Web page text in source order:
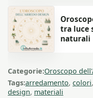
tra luce
naturali
Categorie:Oroscopo
Tags:arredamento, colori,
design, materiali